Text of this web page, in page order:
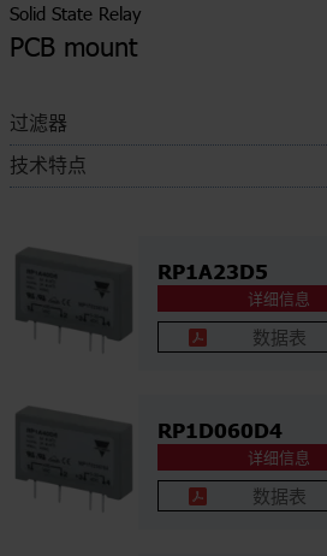
Solid State Relay
PCB mount
过滤器
技术特点
RP1A23D5
详细信息
数据表
RP1D060D4
详细信息
数据表